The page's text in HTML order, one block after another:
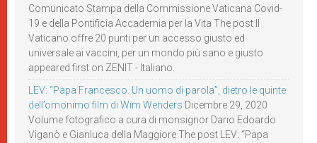
Comunicato Stampa della Commissione Vaticana Covid-
19 e della Pontificia Accademia per la Vita The post Il
Vaticano offre 20 punti per un accesso giusto ed
universale ai vaccini, per un mondo più sano e giusto
appeared first on ZENIT - Italiano.
LEV: “Papa Francesco. Un uomo di parola”, dietro le quinte
dell’omonimo film di Wim Wenders Dicembre 29, 2020
Volume fotografico a cura di monsignor Dario Edoardo
Viganò e Gianluca della Maggiore The post LEV: “Papa